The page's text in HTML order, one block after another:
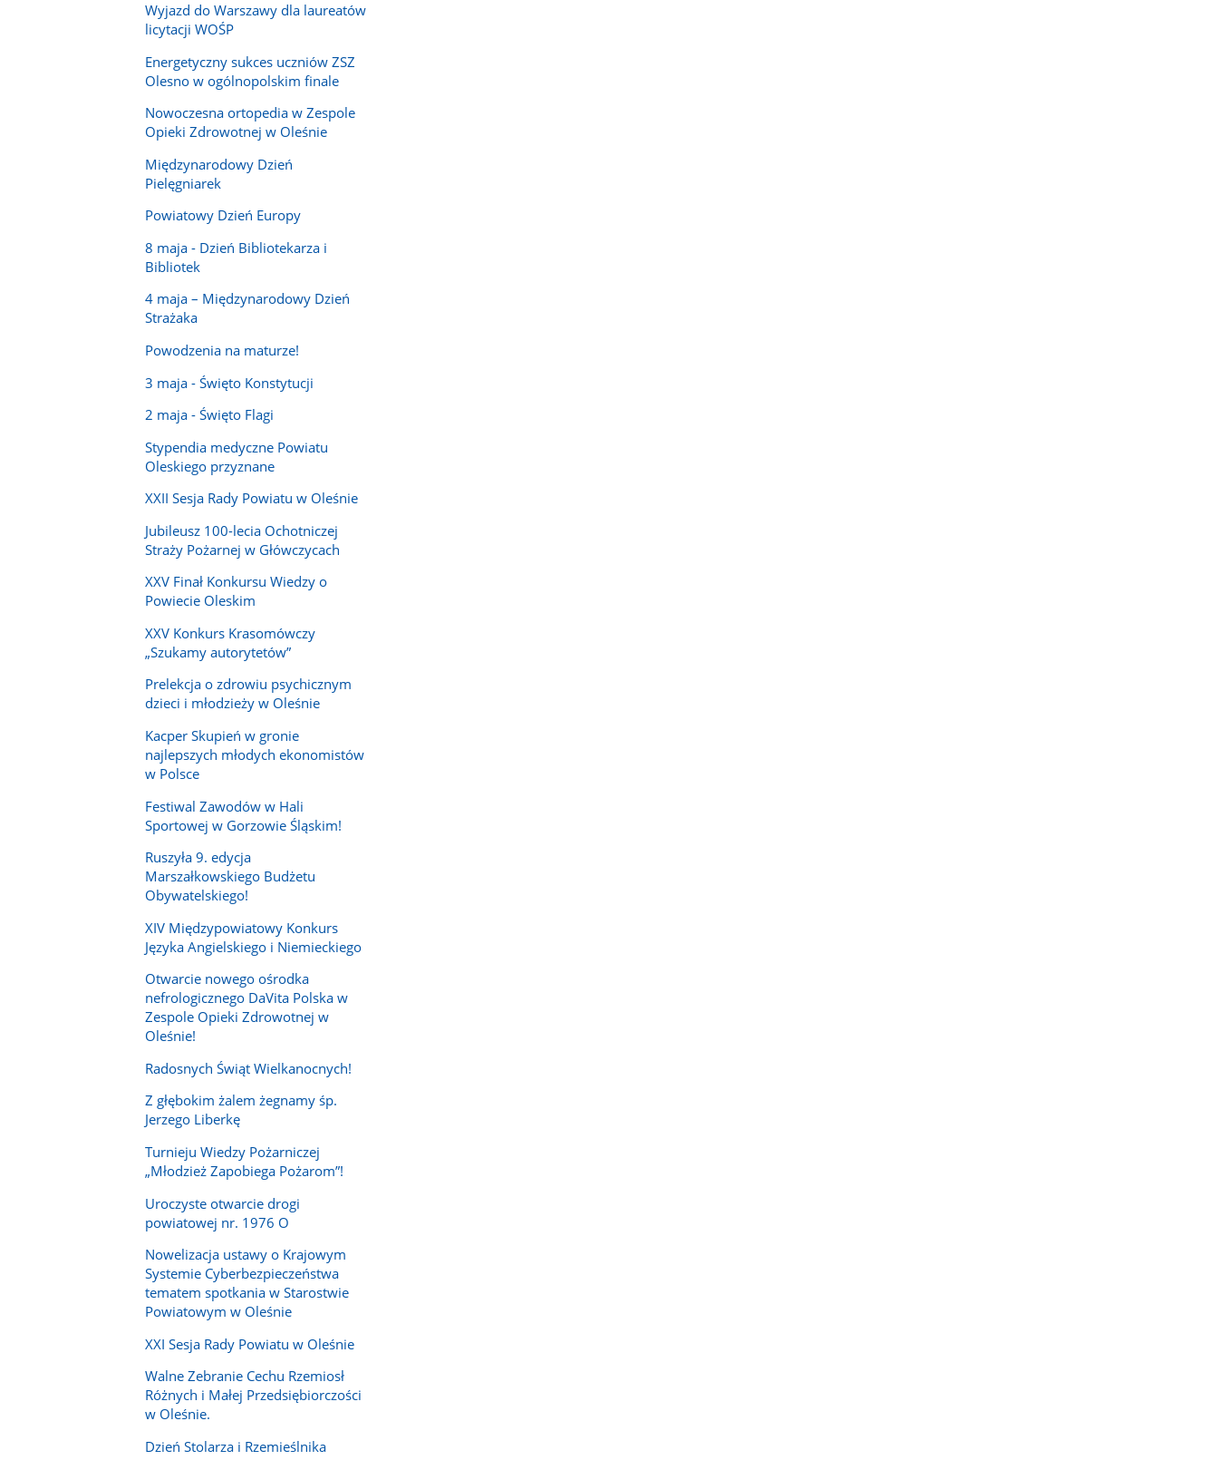
Wyjazd do Warszawy dla laureatów
licytacji WOŚP
Energetyczny sukces uczniów ZSZ
Olesno w ogólnopolskim finale
Nowoczesna ortopedia w Zespole
Opieki Zdrowotnej w Oleśnie
Międzynarodowy Dzień
Pielęgniarek
Powiatowy Dzień Europy
8 maja - Dzień Bibliotekarza i
Bibliotek
4 maja – Międzynarodowy Dzień
Strażaka
Powodzenia na maturze!
3 maja - Święto Konstytucji
2 maja - Święto Flagi
Stypendia medyczne Powiatu
Oleskiego przyznane
XXII Sesja Rady Powiatu w Oleśnie
Jubileusz 100-lecia Ochotniczej
Straży Pożarnej w Główczycach
XXV Finał Konkursu Wiedzy o
Powiecie Oleskim
XXV Konkurs Krasomówczy
„Szukamy autorytetów”
Prelekcja o zdrowiu psychicznym
dzieci i młodzieży w Oleśnie
Kacper Skupień w gronie
najlepszych młodych ekonomistów
w Polsce
Festiwal Zawodów w Hali
Sportowej w Gorzowie Śląskim!
Ruszyła 9. edycja
Marszałkowskiego Budżetu
Obywatelskiego!
XIV Międzypowiatowy Konkurs
Języka Angielskiego i Niemieckiego
Otwarcie nowego ośrodka
nefrologicznego DaVita Polska w
Zespole Opieki Zdrowotnej w
Oleśnie!
Radosnych Świąt Wielkanocnych!
Z głębokim żalem żegnamy śp.
Jerzego Liberkę
Turnieju Wiedzy Pożarniczej
„Młodzież Zapobiega Pożarom”!
Uroczyste otwarcie drogi
powiatowej nr. 1976 O
Nowelizacja ustawy o Krajowym
Systemie Cyberbezpieczeństwa
tematem spotkania w Starostwie
Powiatowym w Oleśnie
XXI Sesja Rady Powiatu w Oleśnie
Walne Zebranie Cechu Rzemiosł
Różnych i Małej Przedsiębiorczości
w Oleśnie.
Dzień Stolarza i Rzemieślnika